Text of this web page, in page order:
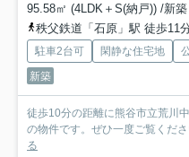
95.58㎡ (4LDK＋S(納戸)) /新
秩父鉄道「石原」駅 徒歩11
駐車2台可 閑静な住宅地
新築
徒歩10分の距離に熊谷市立荒川
の物件です。ぜひ一度ご覧くだ
る